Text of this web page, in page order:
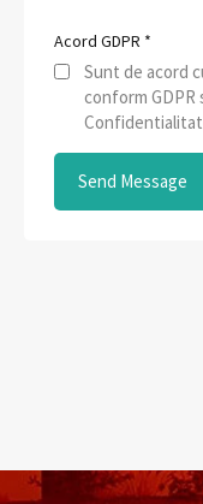
Acord GDPR *
Sunt de acord
conform GDPR